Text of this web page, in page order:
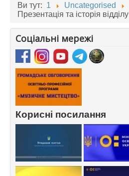
Ви тут: 1
Uncategorised
Презентація та історія відділу
Соціальні мережі
Корисні посилання